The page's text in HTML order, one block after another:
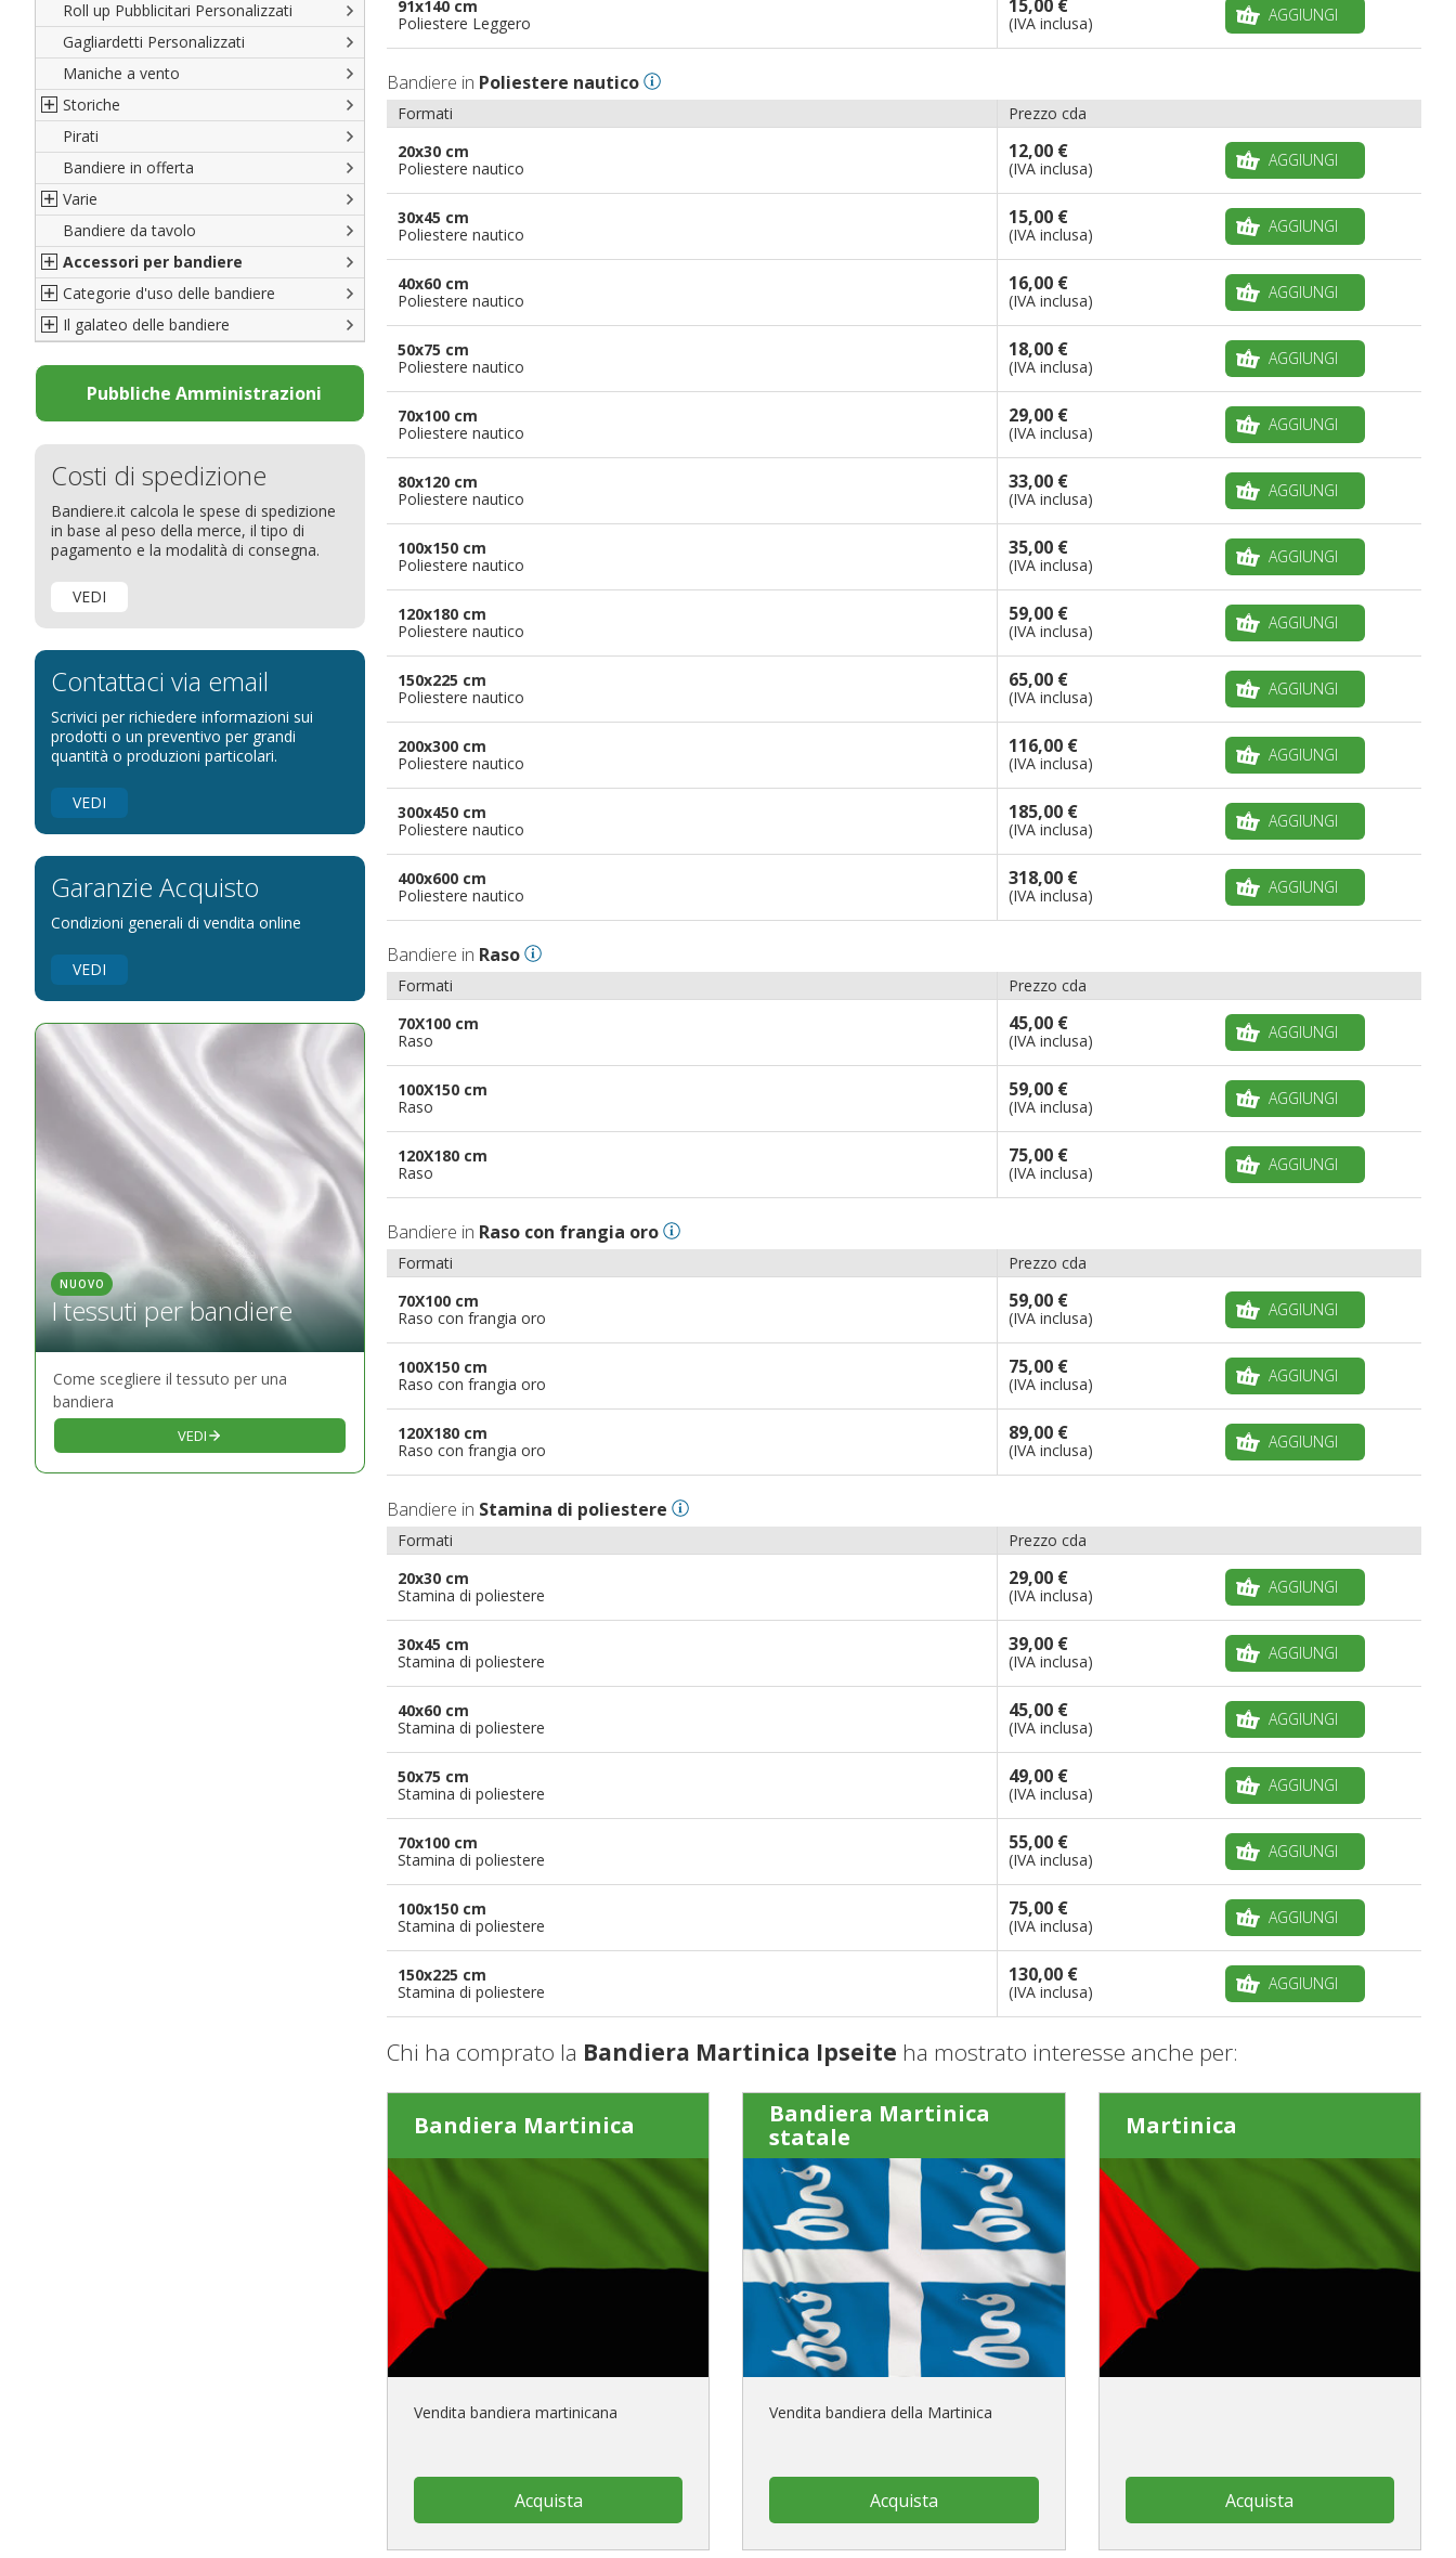
Tedesche
Regioni varie
Varie Province del Mondo
Da spiaggia
Di cortesia
Roll up Pubblicitari Personalizzati
Gagliardetti Personalizzati
Maniche a vento
Storiche
Italiane
Porte di Milano
Francesi
Americane
Britanniche
Resto del Mondo
Pirati
Bandiere in offerta
Varie
Bandiere del CICAP - Think Deep
Bandiere di Orgoglio Bresciano
Organizzazioni internazionali
Diplomatiche
Bandiere Pubblicitarie
Natale e altre festività
Bandiere etniche e religiose
Bandiere da tavolo
Accessori per bandiere
Accessori per bandiere
Accessori per bandiere da tavolo
Categorie d'uso delle bandiere
Bandiere segnavento
Bandiere per sbandieratori
Bandiere per barche
Bandiere per hotel
Bandiere per eventi
Bandiere per biciclette
Bandiere per autosaloni
Bandiere Palio
Bandiere per enti pubblici
Bandiere per riserve naturali e parchi
Bandiere per musicisti
Bandiere per feste
pennoni per bandiere
Il galateo delle bandiere
La bandiera
Come disporre le bandiere
Dimensioni delle bandiere
Come piegare il tricolore
Pubbliche Amministrazioni
Costi di spedizione
Bandiere.it calcola le spese di spedizione
in base al peso della merce, il tipo di
pagamento e la modalità di consegna.
VEDI
Contattaci via email
Scrivici per richiedere informazioni sui
prodotti o un preventivo per grandi
quantità o produzioni particolari.
VEDI
Garanzie Acquisto
Condizioni generali di vendita online
VEDI
NUOVO
I tessuti per bandiere
Come scegliere il tessuto per una
bandiera
VEDI
91x140 cm
Poliestere Leggero
15,00 €
(IVA inclusa) AGGIUNGI
Bandiere in Poliestere nautico
Formati
Prezzo cda
20x30 cm
Poliestere nautico
12,00 €
(IVA inclusa) AGGIUNGI
30x45 cm
Poliestere nautico
15,00 €
(IVA inclusa) AGGIUNGI
40x60 cm
Poliestere nautico
16,00 €
(IVA inclusa) AGGIUNGI
50x75 cm
Poliestere nautico
18,00 €
(IVA inclusa) AGGIUNGI
70x100 cm
Poliestere nautico
29,00 €
(IVA inclusa) AGGIUNGI
80x120 cm
Poliestere nautico
33,00 €
(IVA inclusa) AGGIUNGI
100x150 cm
Poliestere nautico
35,00 €
(IVA inclusa) AGGIUNGI
120x180 cm
Poliestere nautico
59,00 €
(IVA inclusa) AGGIUNGI
150x225 cm
Poliestere nautico
65,00 €
(IVA inclusa) AGGIUNGI
200x300 cm
Poliestere nautico
116,00 €
(IVA inclusa) AGGIUNGI
300x450 cm
Poliestere nautico
185,00 €
(IVA inclusa) AGGIUNGI
400x600 cm
Poliestere nautico
318,00 €
(IVA inclusa) AGGIUNGI
Bandiere in Raso
Formati
Prezzo cda
70X100 cm
Raso
45,00 €
(IVA inclusa) AGGIUNGI
100X150 cm
Raso
59,00 €
(IVA inclusa) AGGIUNGI
120X180 cm
Raso
75,00 €
(IVA inclusa) AGGIUNGI
Bandiere in Raso con frangia oro
Formati
Prezzo cda
70X100 cm
Raso con frangia oro
59,00 €
(IVA inclusa) AGGIUNGI
100X150 cm
Raso con frangia oro
75,00 €
(IVA inclusa) AGGIUNGI
120X180 cm
Raso con frangia oro
89,00 €
(IVA inclusa) AGGIUNGI
Bandiere in Stamina di poliestere
Formati
Prezzo cda
20x30 cm
Stamina di poliestere
29,00 €
(IVA inclusa) AGGIUNGI
30x45 cm
Stamina di poliestere
39,00 €
(IVA inclusa) AGGIUNGI
40x60 cm
Stamina di poliestere
45,00 €
(IVA inclusa) AGGIUNGI
50x75 cm
Stamina di poliestere
49,00 €
(IVA inclusa) AGGIUNGI
70x100 cm
Stamina di poliestere
55,00 €
(IVA inclusa) AGGIUNGI
100x150 cm
Stamina di poliestere
75,00 €
(IVA inclusa) AGGIUNGI
150x225 cm
Stamina di poliestere
130,00 €
(IVA inclusa) AGGIUNGI
Chi ha comprato la Bandiera Martinica Ipseite ha mostrato interesse anche per:
Bandiera Martinica
Vendita bandiera martinicana
Acquista
Bandiera Martinica
statale
Vendita bandiera della Martinica
Acquista
Martinica
Acquista